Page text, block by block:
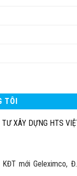
TÔI
XÂY DỰNG HTS
mới Geleximco,